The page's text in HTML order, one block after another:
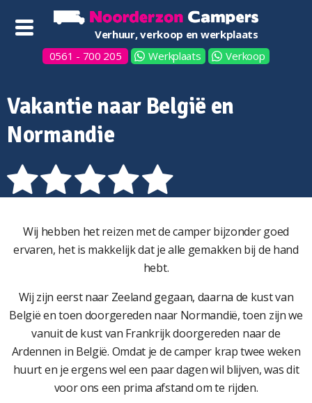
Verhuur, verkoop en werkplaats
0561 - 700 205
Werkplaats Verkoop
Vakantie naar België en
Normandie
Wij hebben het reizen met de camper bijzonder goed
ervaren, het is makkelijk dat je alle gemakken bij de hand
hebt.
Wij zijn eerst naar Zeeland gegaan, daarna de kust van
België en toen doorgereden naar Normandië, toen zijn we
vanuit de kust van Frankrijk doorgereden naar de
Ardennen in België. Omdat je de camper krap twee weken
huurt en je ergens wel een paar dagen wil blijven, was dit
voor ons een prima afstand om te rijden.